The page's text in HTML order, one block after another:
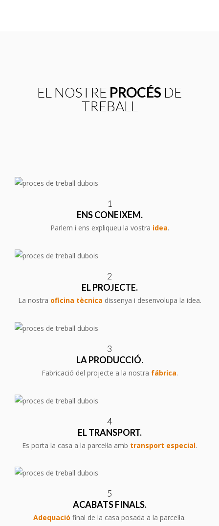
EL NOSTRE PROCÉS DE
TREBALL
1
ENS CONEIXEM.
Parlem i ens expliqueu la vostra idea.
2
EL PROJECTE.
La nostra oficina tècnica dissenya i desenvolupa la idea.
3
LA PRODUCCIÓ.
Fabricació del projecte a la nostra fábrica.
4
EL TRANSPORT.
Es porta la casa a la parcel·la amb transport especial.
5
ACABATS FINALS.
Adequació final de la casa posada a la parcel·la.